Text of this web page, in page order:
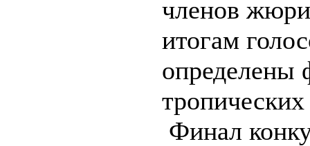
членов
итогам
определены
Финал